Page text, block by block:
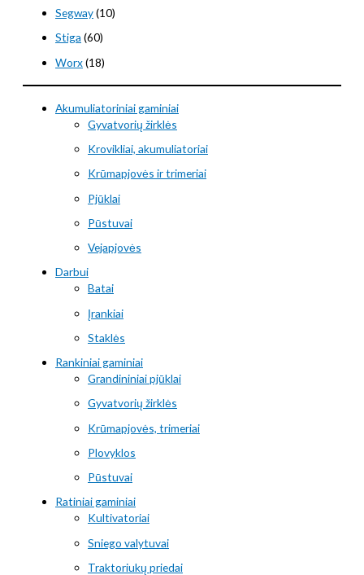
Segway(10)
Stiga (60)
Worx(18)
Akumuliatoriniai gaminiai
Gyvatvorių žirklės
Krovikliai, akumuliatoriai
Krūmapjovės ir trimeriai
Pjūklai
Pūstuvai
Vejapjovės
Darbui
Batai
Įrankiai
Staklės
Rankiniai gaminiai
Grandininiai pjūklai
Gyvatvorių žirklės
Krūmapjovės, trimeriai
Plovyklos
Pūstuvai
Ratiniai gaminiai
Kultivatoriai
Sniego valytuvai
Traktoriukų priedai